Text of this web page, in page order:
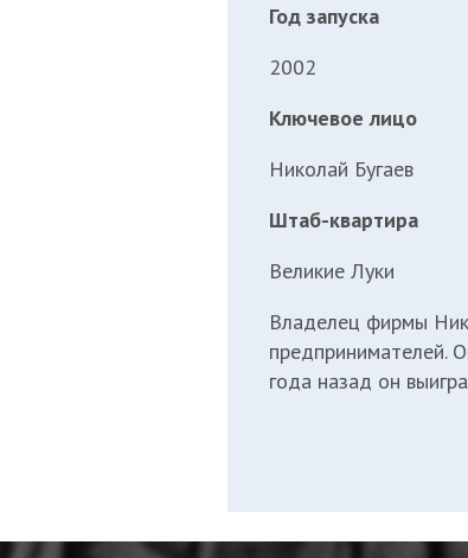
Год запуска
2002
Ключевое лицо
Николай Бугаев
Штаб-квартира
Великие Луки
Владелец фирмы
предпринимателей.
года назад он